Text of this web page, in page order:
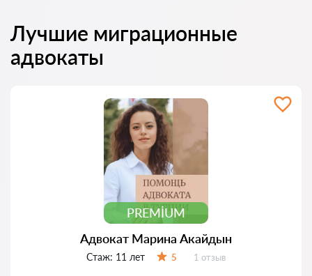
Лучшие миграционные
адвокаты
PREMIUM
Адвокат Марина Акайдын
Стаж: 11 лет 5 Отзывов:
1 отзыв